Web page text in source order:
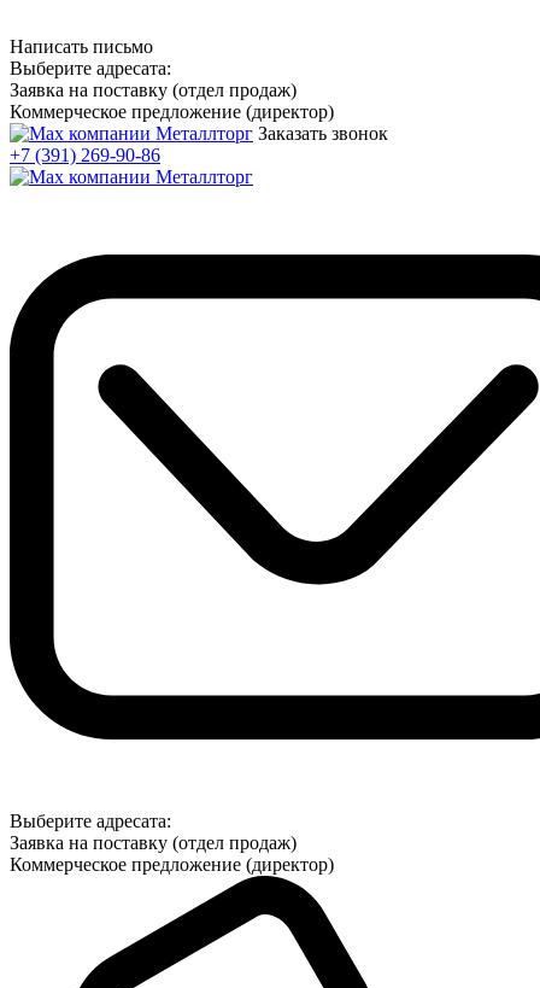
Написать письмо
Выберите адресата:
Заявка на поставку (отдел продаж)
Коммерческое предложение (директор)
Заказать звонок
+7 (391) 269-90-86
Выберите адресата:
Заявка на поставку (отдел продаж)
Коммерческое предложение (директор)